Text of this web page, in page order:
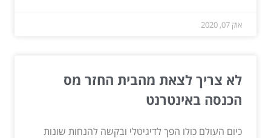
אוק 07, 2020
לא צריך לצאת מהבית החזר מס
הכנסה באינטרנט
כיום העולם כולו הפך לדיגיטלי ובקשה להנחות שונות